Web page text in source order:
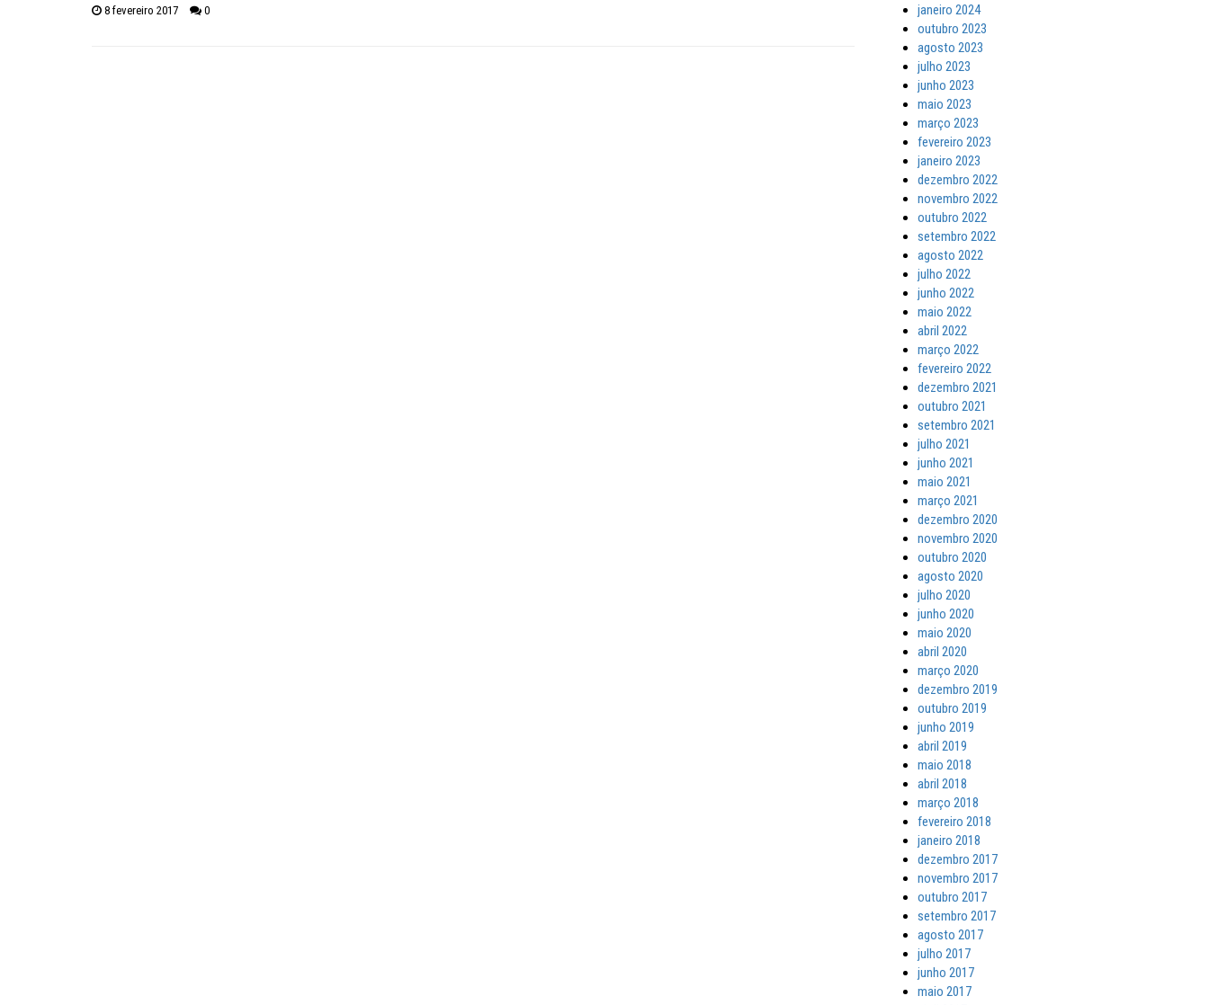
8 fevereiro 2017 0
janeiro 2024
outubro 2023
agosto 2023
julho 2023
junho 2023
maio 2023
março 2023
fevereiro 2023
janeiro 2023
dezembro 2022
novembro 2022
outubro 2022
setembro 2022
agosto 2022
julho 2022
junho 2022
maio 2022
abril 2022
março 2022
fevereiro 2022
dezembro 2021
outubro 2021
setembro 2021
julho 2021
junho 2021
maio 2021
março 2021
dezembro 2020
novembro 2020
outubro 2020
agosto 2020
julho 2020
junho 2020
maio 2020
abril 2020
março 2020
dezembro 2019
outubro 2019
junho 2019
abril 2019
maio 2018
abril 2018
março 2018
fevereiro 2018
janeiro 2018
dezembro 2017
novembro 2017
outubro 2017
setembro 2017
agosto 2017
julho 2017
junho 2017
maio 2017